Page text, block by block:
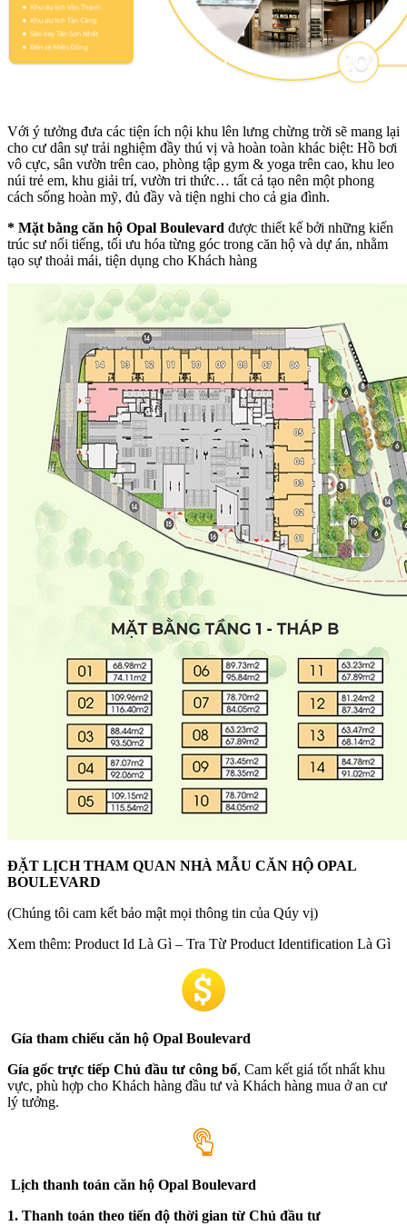
Với ý tưởng đưa các tiện ích nội khu lên lưng chừng trời sẽ mang lại
cho cư dân sự trải nghiệm đầy thú vị và hoàn toàn khác biệt: Hồ bơi
vô cực, sân vườn trên cao, phòng tập gym & yoga trên cao, khu leo
núi trẻ em, khu giải trí, vườn tri thức… tất cả tạo nên một phong
cách sống hoàn mỹ, đủ đầy và tiện nghi cho cả gia đình.
* Mặt bằng căn hộ Opal Boulevard được thiết kế bởi những kiến
trúc sư nổi tiếng, tối ưu hóa từng góc trong căn hộ và dự án, nhằm
tạo sự thoải mái, tiện dụng cho Khách hàng
ĐẶT LỊCH THAM QUAN NHÀ MẪU CĂN HỘ OPAL
BOULEVARD
(Chúng tôi cam kết bảo mật mọi thông tin của Qúy vị)
Xem thêm: Product Id Là Gì – Tra Từ Product Identification Là Gì
Gía tham chiếu căn hộ Opal Boulevard
Gía gốc trực tiếp Chủ đầu tư công bố, Cam kết giá tốt nhất khu
vực, phù hợp cho Khách hàng đầu tư và Khách hàng mua ở an cư
lý tưởng.
Lịch thanh toán căn hộ Opal Boulevard
1. Thanh toán theo tiến độ thời gian từ Chủ đầu tư